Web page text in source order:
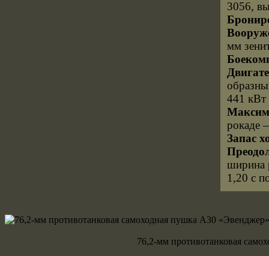
3056,
мм
441
рокаде
Запас
ширина
1,20 с
76,2-мм противотанковая